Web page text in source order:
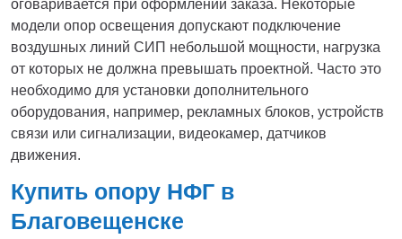
оговаривается при оформлении заказа. Некоторые
модели опор освещения допускают подключение
воздушных линий СИП небольшой мощности, нагрузка
от которых не должна превышать проектной. Часто это
необходимо для установки дополнительного
оборудования, например, рекламных блоков, устройств
связи или сигнализации, видеокамер, датчиков
движения.
Купить опору НФГ в
Благовещенске